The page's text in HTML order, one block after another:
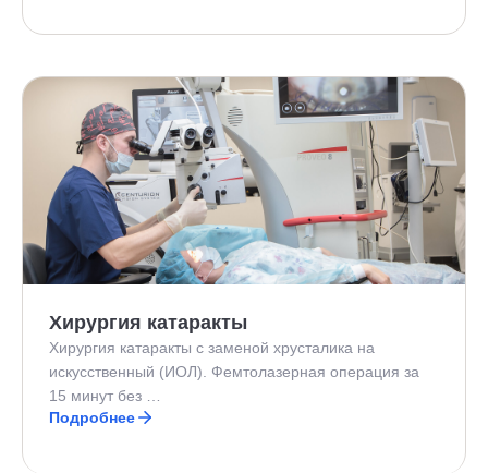
Хирургия катаракты
Хирургия катаракты с заменой хрусталика на
искусственный (ИОЛ). Фемтолазерная операция за
15 минут без …
Подробнее